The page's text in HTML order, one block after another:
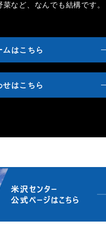
など、なんでも結構です。
ムはこちら
せはこちら